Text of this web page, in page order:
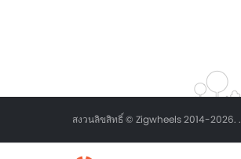
สงวนลิขสิทธิ์ © Zigwheels 2014-2026. .